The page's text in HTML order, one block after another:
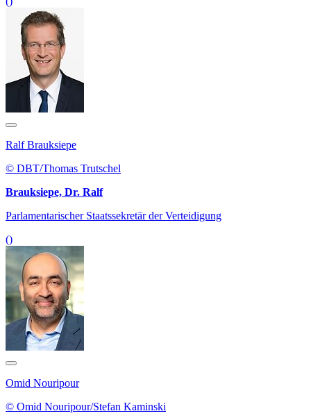
Ralf Brauksiepe
© DBT/Thomas Trutschel
Brauksiepe, Dr. Ralf
Parlamentarischer Staatssekretär der Verteidigung
()
Omid Nouripour
© Omid Nouripour/Stefan Kaminski